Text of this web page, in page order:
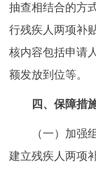
抽查相结合的方
行残疾人两项补
核内容包括申请
额发放到位等。
四、保障措
（一）加强组
建立残疾人两项